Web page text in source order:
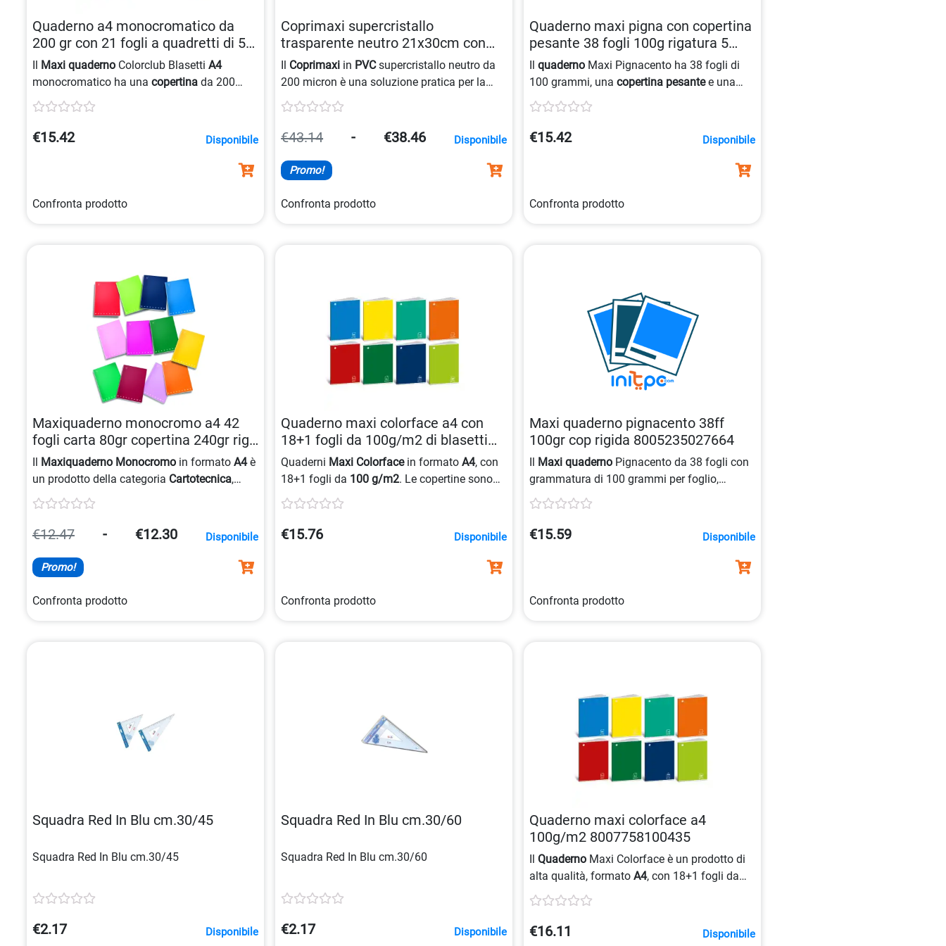
Quaderno a4 monocromatico da
200 gr con 21 fogli a quadretti di 5
mm 8007758157125
Il Maxi quaderno Colorclub Blasetti A4
monocromatico ha una copertina da 200
grammi per metro quadrato e contiene 20 più
1 fogli in carta da 80 grammi con
quadretti
€15.42 Disponibile
Confronta prodotto
Coprimaxi supercristallo
trasparente neutro 21x30cm con
alette 8004428062109
Il Coprimaxi in PVCsupercristallo neutro da
200 micron è una soluzione pratica per la
cartotecnica
portanome, è ideale per contenere formati di
21×30 cm con efficienza e protezione.
€43.14 - €38.46 Disponibile
Promo!
Confronta prodotto
Quaderno maxi pigna con copertina
pesante 38 fogli 100g rigatura 5
mm 8005235027671
Ilquaderno Maxi Pignacento ha 38 fogli di
100 grammi, unacopertina pesantee una
rigatura
di 5 mm, ideale per appunti e disegni.
€15.42 Disponibile
Confronta prodotto
Maxiquaderno monocromo a4 42
fogli carta 80gr copertina 240gr riga
5mm 8005235526136
Il Maxiquaderno Monocromo in formato A4è
un prodotto della categoria Cartotecnica,
caratterizzato da una copertina in carta
240grtrattata a vernice
80gr e rigatura a 5mm.
€12.47 - €12.30 Disponibile
Promo!
Confronta prodotto
Quaderno maxi colorface a4 con
18+1 fogli da 100g/m2 di blasetti
8007758100466
Quaderni Maxi Colorfacein formatoA4, con
18+1 fogli da 100 g/m2. Le copertine sono
realizzate in cartoncino spesso
prodotti con energia solare e certificati
Federottica
€15.76 Disponibile
Confronta prodotto
Maxi quaderno pignacento 38ff
100gr cop rigida 8005235027664
Il Maxi quaderno Pignacento da 38 fogli con
grammatura di 100 grammi per foglio,
presenta una
4 mm, ideale per appunti e disegni.
€15.59 Disponibile
Confronta prodotto
Squadra Red In Blu cm.30/45
Squadra Red In Blu cm.30/45
€2.17 Disponibile
Squadra Red In Blu cm.30/60
Squadra Red In Blu cm.30/60
€2.17 Disponibile
Quaderno maxi colorface a4
100g/m2 8007758100435
IlQuaderno Maxi Colorface è un prodotto di
alta qualità, formatoA4, con 18+1 fogli da
100 g/m2
e copertine in cartoncino da 240
grammi, realizzato con energia solare e
certificato Federottica, caratterizzato da una
€16.11 Disponibile